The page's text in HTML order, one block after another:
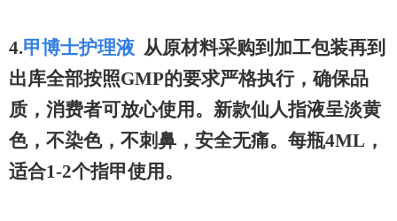
4.甲博士护理液 从原材料采购到加工包装再到
出库全部按照GMP的要求严格执行，确保品
质，消费者可放心使用。新款仙人指液呈淡黄
色，不染色，不刺鼻，安全无痛。每瓶4ML，
适合1-2个指甲使用。